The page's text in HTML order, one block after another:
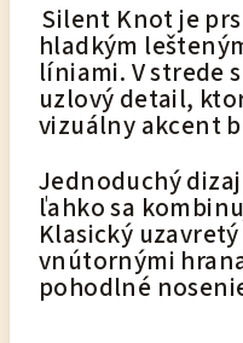
Silent Knot je
hladkým
líniami. V strede
uzlový detail,
vizuálny akcent
Jednoduchý
ľahko sa
Klasický
vnútornými
pohodlné